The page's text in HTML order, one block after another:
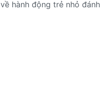
về hành động trẻ nhỏ